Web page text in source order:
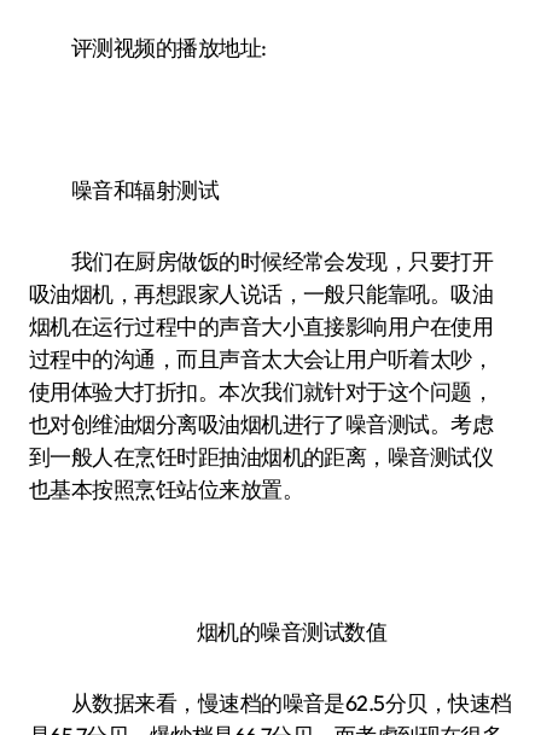
评测视频的播放地址:
噪音和辐射测试
我们在厨房做饭的时候经常会发现，只要打开
吸油烟机，再想跟家人说话，一般只能靠吼。吸油
烟机在运行过程中的声音大小直接影响用户在使用
过程中的沟通，而且声音太大会让用户听着太吵，
使用体验大打折扣。本次我们就针对于这个问题，
也对创维油烟分离吸油烟机进行了噪音测试。考虑
到一般人在烹饪时距抽油烟机的距离，噪音测试仪
也基本按照烹饪站位来放置。
烟机的噪音测试数值
从数据来看，慢速档的噪音是62.5分贝，快速档